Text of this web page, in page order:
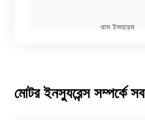
বাস ইন্স্যুরেন্স
মোটর ইনস্যুরেন্স সম্পর্কে সব